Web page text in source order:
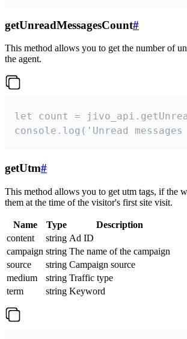
getUnreadMessagesCount#
This method allows you to get the number of
the agent.
let count =
console.log('Unread
getUtm#
This method allows you to get utm tags, if the
them at the time of the visitor's first site visit.
Name Type
Description
content
string Ad ID
campaign string The name of the campaign
source
string Campaign source
medium
string Traffic type
term
string Keyword